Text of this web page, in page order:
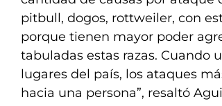
pitbull, dogos, rottweiler, con
porque tienen mayor poder
tabuladas estas razas. Cuando
lugares del país, los ataques
hacia una persona”, resaltó